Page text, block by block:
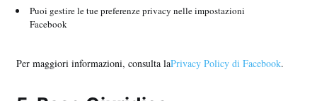
Puoi gestire le tue preferenze privacy nelle impostazioni
Facebook
Per maggiori informazioni, consulta laPrivacy Policy di Facebook.